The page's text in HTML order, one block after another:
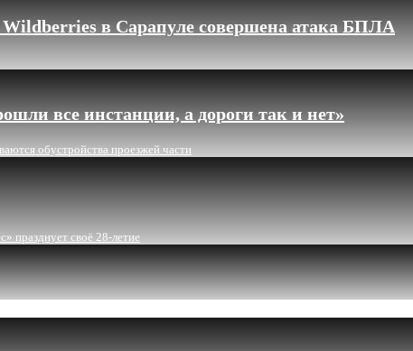
в Сарапуле совершена атака БПЛА
все инстанции, а дороги так и нет»
обустройства проезжей части
празднует своё 28-летие